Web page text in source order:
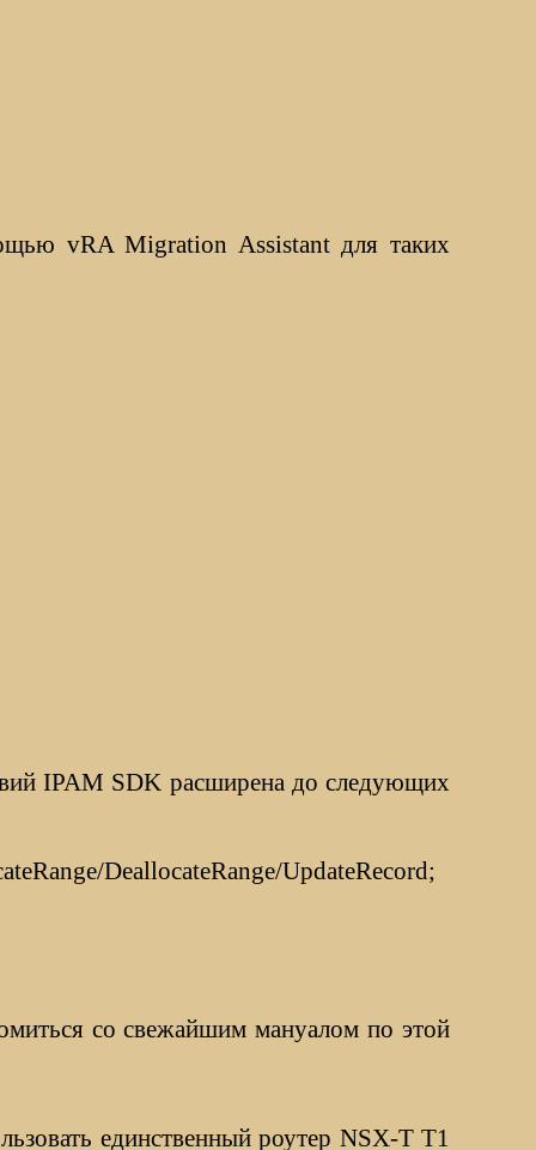
vRA Migration Assistant для таких
IPAM SDK расширена до следующих
DeallocateRange/UpdateRecord;
со свежайшим мануалом по этой
единственный роутер NSX-T Т1